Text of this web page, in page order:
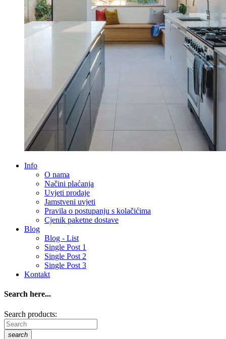
Info
O nama
Načini plaćanja
Uvjeti prodaje
Jamstveni uvjeti
Pravila o postupanju s kolačićima
Cjenik paketne dostave
Blog
Blog - List
Single Post 1
Single Post 2
Single Post 3
Kontakt
Search here...
Search products:
search